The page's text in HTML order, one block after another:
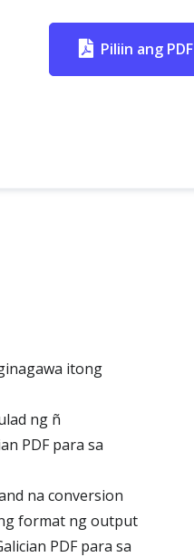
Piliin ang PDF
itong
ng ñ
PDF para sa
na conversion
format ng output
PDF para sa